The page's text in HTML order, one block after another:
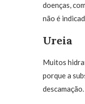
doenças,
não é
Ureia
Muitos
porque a